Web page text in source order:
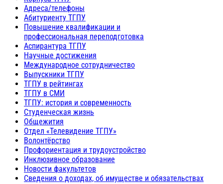
Адреса/телефоны
Абитуриенту ТГПУ
Повышение квалификации и
профессиональная переподготовка
Аспирантура ТГПУ
Научные достижения
Международное сотрудничество
Выпускники ТГПУ
ТГПУ в рейтингах
ТГПУ в СМИ
ТГПУ: история и современность
Студенческая жизнь
Общежития
Отдел «Телевидение ТГПУ»
Волонтёрство
Профориентация и трудоустройство
Инклюзивное образование
Новости факультетов
Сведения о доходах, об имуществе и обязательствах